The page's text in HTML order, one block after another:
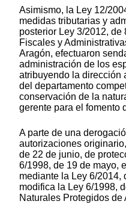
Asimismo, la Ley 12/
medidas tributarias y
posterior Ley 3/2012, de
Fiscales y
Aragón, efectuaron
administración de los
atribuyendo la dirección
del departamento
conservación de la
gerente para el fomento
A parte de una
autorizaciones
de 22 de junio, de
6/1998, de 19 de mayo,
mediante la Ley 6/2014,
modifica la Ley 6/1998,
Naturales Protegidos de